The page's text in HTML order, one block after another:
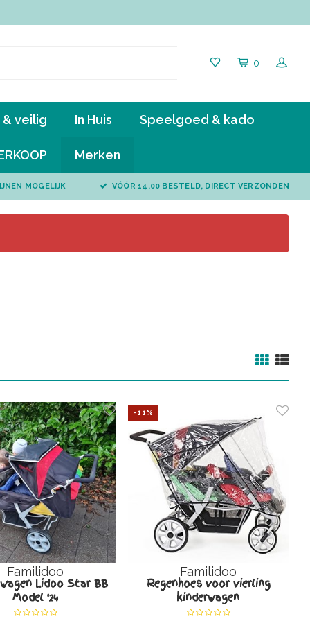
0
veilig In Huis Speelgoed & kado
Merken
MOGELIJK VÓÓR 14.00 BESTELD, DIRECT VERZONDEN
Familidoo
Lidoo Star BB
Model '24
-11%
Familidoo
Regenhoes voor vierling
kinderwagen